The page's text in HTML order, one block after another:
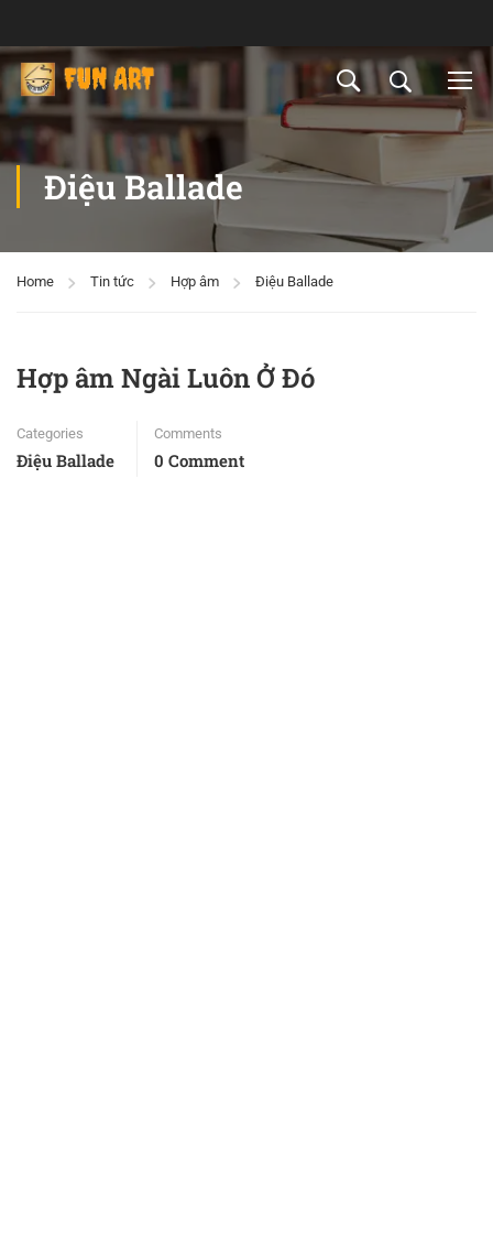
Điệu Ballade
Home Tin tức Hợp âm Điệu Ballade
Hợp âm Ngài Luôn Ở Đó
Categories
Điệu Ballade
Comments
0 Comment